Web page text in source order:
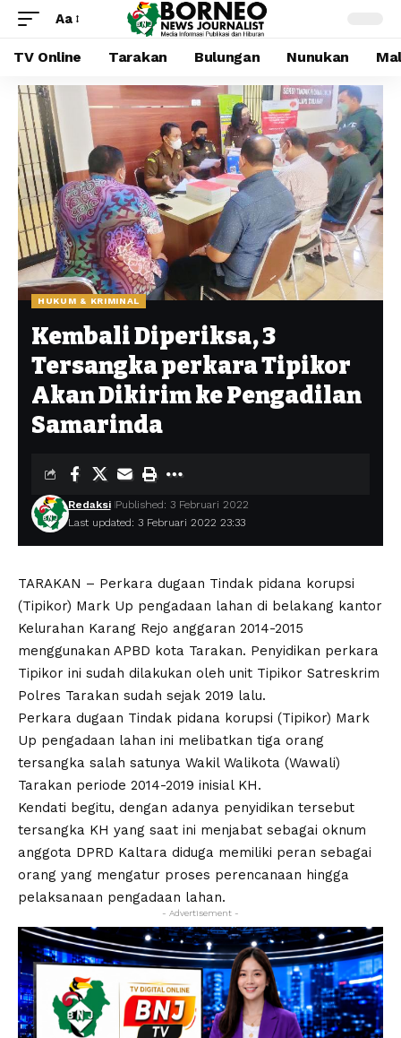
Aa
TV Online Tarakan Bulungan Nunukan
HUKUM & KRIMINAL
Kembali Diperiksa, 3
Tersangka perkara Tipikor
Akan Dikirim ke Pengadilan
Samarinda
Last updated: 3 Februari 2022 23:33
Redaksi Published: 3 Februari 2022
TARAKAN – Perkara dugaan Tindak pidana korupsi
(Tipikor) Mark Up pengadaan lahan di belakang kantor
Kelurahan Karang Rejo anggaran 2014-2015
menggunakan APBD kota Tarakan. Penyidikan perkara
Tipikor ini sudah dilakukan oleh unit Tipikor Satreskrim
Polres Tarakan sudah sejak 2019 lalu.
Perkara dugaan Tindak pidana korupsi (Tipikor) Mark
Up pengadaan lahan ini melibatkan tiga orang
tersangka salah satunya Wakil Walikota (Wawali)
Tarakan periode 2014-2019 inisial KH.
Kendati begitu, dengan adanya penyidikan tersebut
tersangka KH yang saat ini menjabat sebagai oknum
anggota DPRD Kaltara diduga memiliki peran sebagai
orang yang mengatur proses perencanaan hingga
pelaksanaan pengadaan lahan.
- Advertisement -